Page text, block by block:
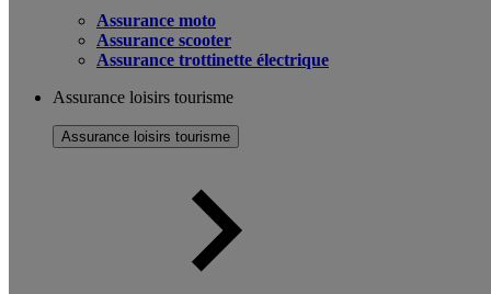
Assurance moto
Assurance scooter
Assurance trottinette électrique
Assurance loisirs tourisme
Assurance loisirs tourisme